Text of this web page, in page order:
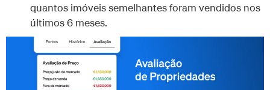
quantos imóveis semelhantes foram vendidos nos
últimos 6 meses.